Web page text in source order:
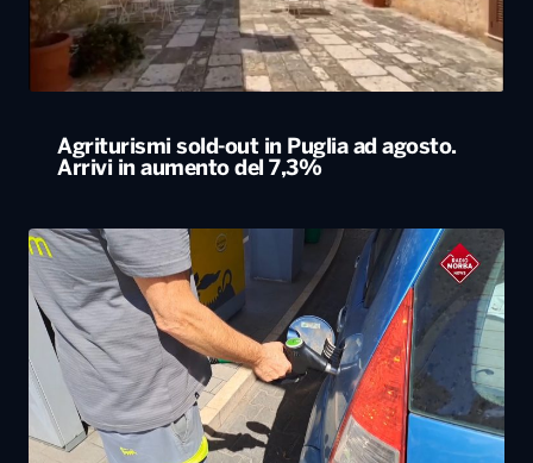
Agriturismi sold-out in Puglia ad agosto.
Arrivi in aumento del 7,3%